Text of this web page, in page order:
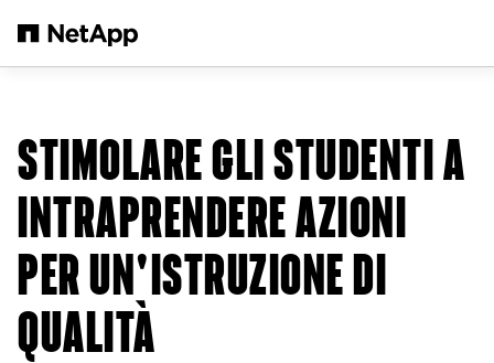
STIMOLARE GLI STUDENTI A
INTRAPRENDERE AZIONI
PER UN'ISTRUZIONE DI
QUALITÀ